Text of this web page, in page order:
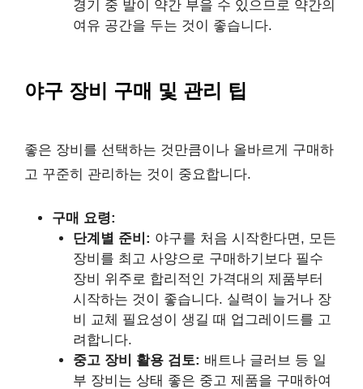
경기 중 발이 약간 부을 수 있으므로 약간의
여유 공간을 두는 것이 좋습니다.
야구 장비 구매 및 관리 팁
좋은 장비를 선택하는 것만큼이나 올바르게 구매하
고 꾸준히 관리하는 것이 중요합니다.
구매 요령:
단계별 준비: 야구를 처음 시작한다면, 모든
장비를 최고 사양으로 구매하기보다 필수
장비 위주로 합리적인 가격대의 제품부터
시작하는 것이 좋습니다. 실력이 늘거나 장
비 교체 필요성이 생길 때 업그레이드를 고
려합니다.
중고 장비 활용 검토: 배트나 글러브 등 일
부 장비는 상태 좋은 중고 제품을 구매하여